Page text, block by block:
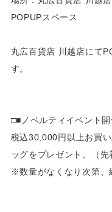
POPUPスペース
丸広百貨店 川越店にて
す。
□■ノベルティイベント
税込30,000円以上お買
ッグをプレゼント。（先
※数量がなくなり次第、